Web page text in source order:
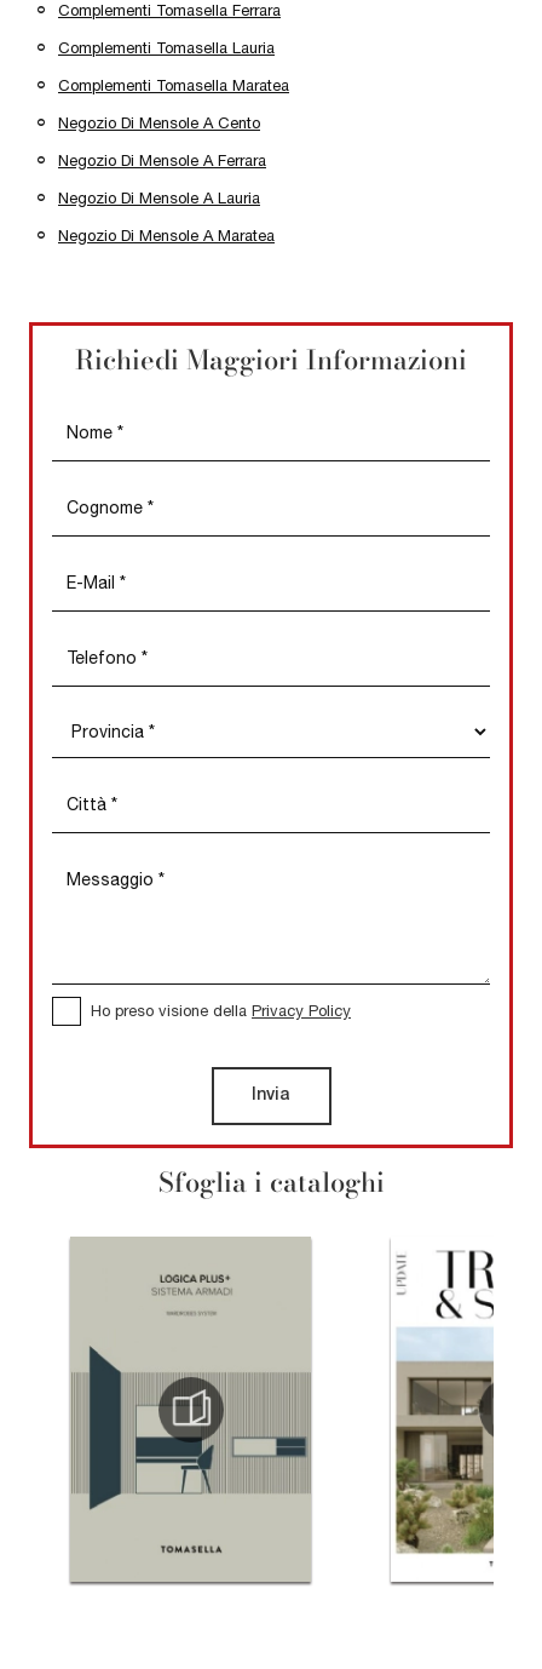
Complementi Tomasella Ferrara
Complementi Tomasella Lauria
Complementi Tomasella Maratea
Negozio Di Mensole A Cento
Negozio Di Mensole A Ferrara
Negozio Di Mensole A Lauria
Negozio Di Mensole A Maratea
Sfoglia i cataloghi
Richiedi Maggiori Informazioni
Ho preso visione della Privacy Policy
Invia